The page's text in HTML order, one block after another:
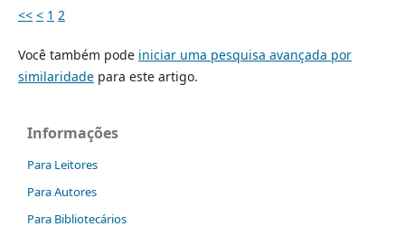
<< < 1 2
Você também pode iniciar uma pesquisa avançada por
similaridadepara este artigo.
Informações
Para Leitores
Para Autores
Para Bibliotecários